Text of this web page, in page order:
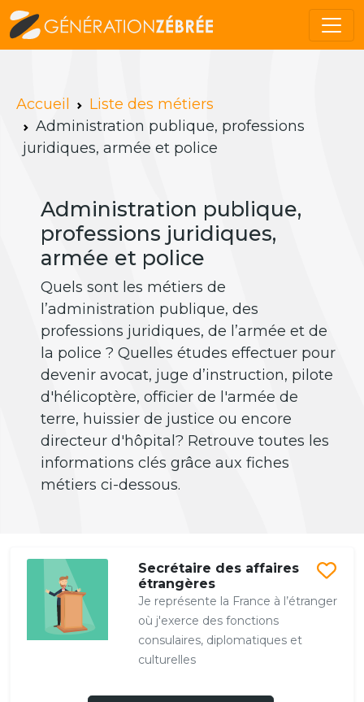
Accueil
Liste des métiers
Administration publique, professions
juridiques, armée et police
Administration publique,
professions juridiques,
armée et police
Quels sont les métiers de
l’administration publique, des
professions juridiques, de l’armée et de
la police ? Quelles études effectuer pour
devenir avocat, juge d’instruction, pilote
d'hélicoptère, officier de l'armée de
terre, huissier de justice ou encore
directeur d'hôpital? Retrouve toutes les
informations clés grâce aux fiches
métiers ci-dessous.
Secrétaire des affaires
étrangères
Je représente la France à l’étranger
où j'exerce des fonctions
consulaires, diplomatiques et
culturelles